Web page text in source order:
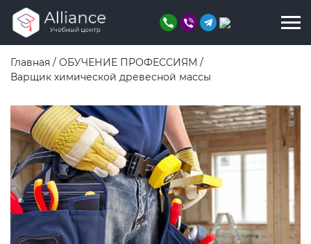
Главная / ОБУЧЕНИЕ ПРОФЕССИЯМ /
Варщик химической древесной массы